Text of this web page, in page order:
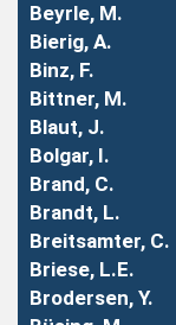
Beyrle, M.
Bierig, A.
Binz, F.
Bittner, M.
Blaut, J.
Bolgar, I.
Brand, C.
Brandt, L.
Breitsamter, C.
Briese, L.E.
Brodersen, Y.